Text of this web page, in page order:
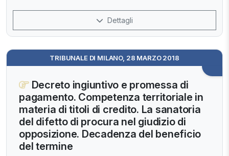
Dettagli
TRIBUNALE DI MILANO, 28 MARZO 2018
Decreto ingiuntivo e promessa di
pagamento. Competenza territoriale in
materia di titoli di credito. La sanatoria
del difetto di procura nel giudizio di
opposizione. Decadenza del beneficio
del termine